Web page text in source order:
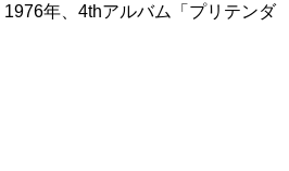
年、4thアルバム「プリテンダ